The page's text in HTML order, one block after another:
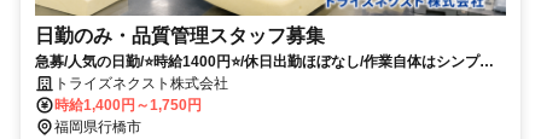
日勤のみ・品質管理スタッフ募集
急募/人気の日勤/⭐時給1400円⭐/休日出勤ほぼなし/作業自体はシンプル
な品質管理作業/渋滞なく通勤可能/駐車場から職場まで徒歩2分/たっぷり
休める長期休暇あり/職場見学も随時可能です
トライズネクスト株式会社
時給1,400円～1,750円
福岡県行橋市